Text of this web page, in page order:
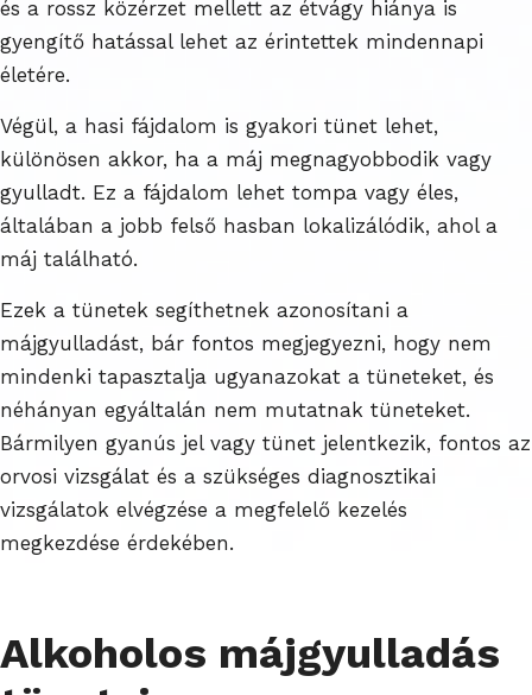
és a rossz közérzet mellett az étvágy hiánya is
gyengítő hatással lehet az érintettek mindennapi
életére.
Végül, a hasi fájdalom is gyakori tünet lehet,
különösen akkor, ha a máj megnagyobbodik vagy
gyulladt. Ez a fájdalom lehet tompa vagy éles,
általában a jobb felső hasban lokalizálódik, ahol a
máj található.
Ezek a tünetek segíthetnek azonosítani a
májgyulladást, bár fontos megjegyezni, hogy nem
mindenki tapasztalja ugyanazokat a tüneteket, és
néhányan egyáltalán nem mutatnak tüneteket.
Bármilyen gyanús jel vagy tünet jelentkezik, fontos az
orvosi vizsgálat és a szükséges diagnosztikai
vizsgálatok elvégzése a megfelelő kezelés
megkezdése érdekében.
Alkoholos májgyulladás